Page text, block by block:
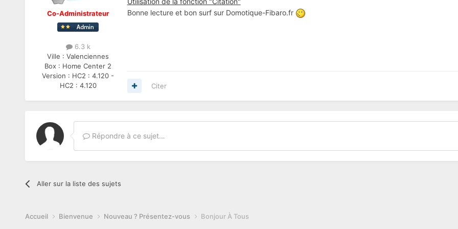
Co-Administrateur
6.3 k
Ville :Valenciennes
Box : Home Center 2
Version : HC2 : 4.120 -
HC2 : 4.120
Bonne lecture et bon surf sur Domotique-Fibaro.fr
Citer
Répondre à ce sujet…
Aller sur la liste des sujets
Accueil Bienvenue Nouveau ? Présentez-vous Bonjour À Tous